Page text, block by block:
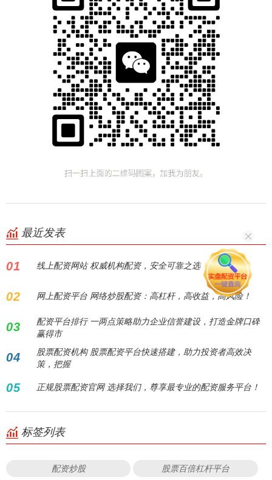
最近发表
01 线上配资网站 权威机构配资，安全可靠之选
02 网上配资平台 网络炒股配资：高杠杆，高收益，高风险！
03
配资平台排行 一两点策略助力企业信誉建设，打造金牌口碑
赢得市
04
股票配资机构 股票配资平台快速搭建，助力投资者高效决
策，把握
05 正规股票配资官网 选择我们，尊享最专业的配资服务平台！
标签列表
配资炒股 股票百倍杠杆平台